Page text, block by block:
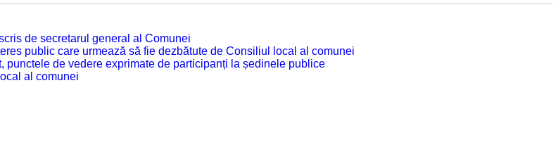
de secretarul general al Comunei
public care urmează să fie dezbătute de Consiliul local al comunei
punctele de vedere exprimate de participanți la ședinele publice
al comunei